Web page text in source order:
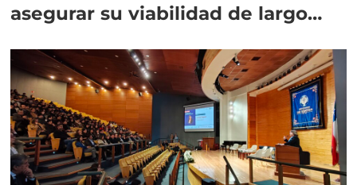
asegurar su viabilidad de largo